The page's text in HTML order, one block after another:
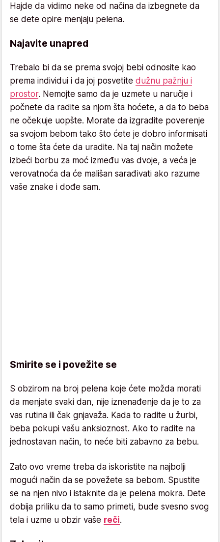
Hajde da vidimo neke od načina da izbegnete da
se dete opire menjaju pelena.
Najavite unapred
Trebalo bi da se prema svojoj bebi odnosite kao
prema individui i da joj posvetite dužnu pažnju i
prostor. Nemojte samo da je uzmete u naručje i
počnete da radite sa njom šta hoćete, a da to beba
ne očekuje uopšte. Morate da izgradite poverenje
sa svojom bebom tako što ćete je dobro informisati
o tome šta ćete da uradite. Na taj način možete
izbeći borbu za moć između vas dvoje, a veća je
verovatnoća da će mališan sarađivati ako razume
vaše znake i dođe sam.
Smirite se i povežite se
S obzirom na broj pelena koje ćete možda morati
da menjate svaki dan, nije iznenađenje da je to za
vas rutina ili čak gnjavaža. Kada to radite u žurbi,
beba pokupi vašu anksioznost. Ako to radite na
jednostavan način, to neće biti zabavno za bebu.
Zato ovo vreme treba da iskoristite na najbolji
mogući način da se povežete sa bebom. Spustite
se na njen nivo i istaknite da je pelena mokra. Dete
dobija priliku da to samo primeti, bude svesno svog
tela i uzme u obzir vaše reči.